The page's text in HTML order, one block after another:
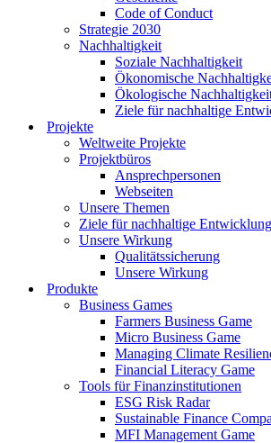
Code of Conduct
Strategie 2030
Nachhaltigkeit
Soziale Nachhaltigkeit
Ökonomische
Ökologische
Ziele für nachhaltige
Projekte
Weltweite Projekte
Projektbüros
Ansprechpersonen
Webseiten
Unsere Themen
Ziele für nachhaltige Entwicklung
Unsere Wirkung
Qualitätssicherung
Unsere Wirkung
Produkte
Business Games
Farmers Business Game
Micro Business Game
Managing Climate
Financial Literacy Game
Tools für Finanzinstitutionen
ESG Risk Radar
Sustainable Finance
MFI Management Game